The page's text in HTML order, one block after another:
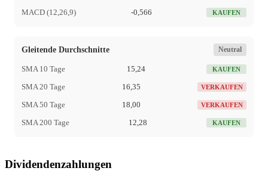
MACD (12,26,9) -0,566 KAUFEN
Gleitende Durchschnitte Neutral
SMA 10 Tage 15,24 KAUFEN
SMA 20 Tage 16,35 VERKAUFEN
SMA 50 Tage 18,00 VERKAUFEN
SMA 200 Tage 12,28 KAUFEN
Dividendenzahlungen